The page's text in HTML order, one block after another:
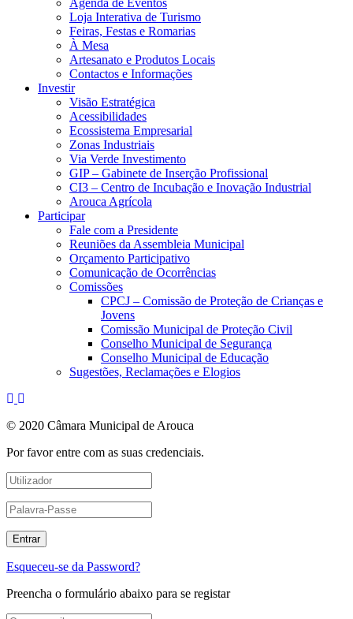
Loja Interativa de Turismo
Feiras, Festas e Romarias
À Mesa
Artesanato e Produtos Locais
Contactos e Informações
Investir
Visão Estratégica
Acessibilidades
Ecossistema Empresarial
Zonas Industriais
Via Verde Investimento
GIP – Gabinete de Inserção Profissional
CI3 – Centro de Incubação e Inovação Industrial
Arouca Agrícola
Participar
Fale com a Presidente
Reuniões da Assembleia Municipal
Orçamento Participativo
Comunicação de Ocorrências
Comissões
CPCJ – Comissão de Proteção de Crianças e
Jovens
Comissão Municipal de Proteção Civil
Conselho Municipal de Segurança
Conselho Municipal de Educação
Sugestões, Reclamações e Elogios
© 2020 Câmara Municipal de Arouca
Por favor entre com as suas credenciais.
Esqueceu-se da Password?
Preencha o formulário abaixo para se registar